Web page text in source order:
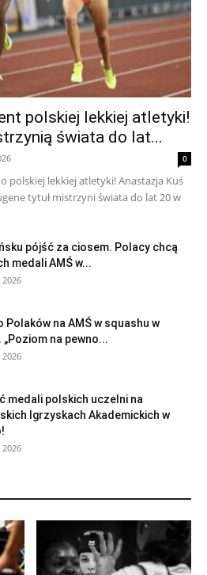
polskiej lekkiej atletyki!
świata do lat...
0
polskiej lekkiej atletyki! Anastazja Kuś
tytuł mistrzyni świata do lat 20 w
pójść za ciosem. Polacy chcą
medali AMŚ w...
Polaków na AMŚ w squashu w
„Poziom na pewno...
medali polskich uczelni na
Igrzyskach Akademickich w